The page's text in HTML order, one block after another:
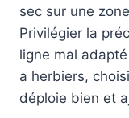
sec sur une
Privilégier la
ligne mal adapté
a herbiers,
déploie bien et